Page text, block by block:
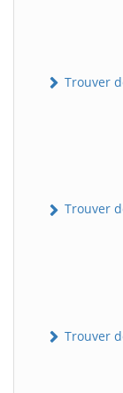
Trouver
Trouver
Trouver